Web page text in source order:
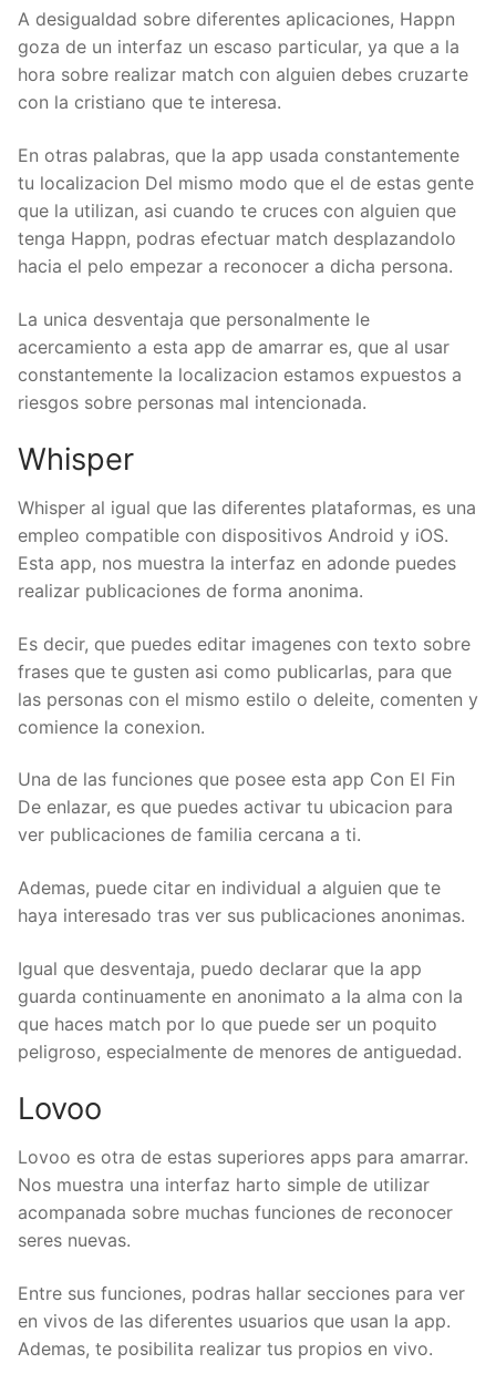
A desigualdad sobre diferentes aplicaciones, Happn
goza de un interfaz un escaso particular, ya que a la
hora sobre realizar match con alguien debes cruzarte
con la cristiano que te interesa.
En otras palabras, que la app usada constantemente
tu localizacion Del mismo modo que el de estas gente
que la utilizan, asi cuando te cruces con alguien que
tenga Happn, podras efectuar match desplazandolo
hacia el pelo empezar a reconocer a dicha persona.
La unica desventaja que personalmente le
acercamiento a esta app de amarrar es, que al usar
constantemente la localizacion estamos expuestos a
riesgos sobre personas mal intencionada.
Whisper
Whisper al igual que las diferentes plataformas, es una
empleo compatible con dispositivos Android y iOS.
Esta app, nos muestra la interfaz en adonde puedes
realizar publicaciones de forma anonima.
Es decir, que puedes editar imagenes con texto sobre
frases que te gusten asi­ como publicarlas, para que
las personas con el mismo estilo o deleite, comenten y
comience la conexion.
Una de las funciones que posee esta app Con El Fin
De enlazar, es que puedes activar tu ubicacion para
ver publicaciones de familia cercana a ti.
Ademas, puede citar en individual a alguien que te
haya interesado tras ver sus publicaciones anonimas.
Igual que desventaja, puedo declarar que la app
guarda continuamente en anonimato a la alma con la
que haces match por lo que puede ser un poquito
peligroso, especialmente de menores de antiguedad.
Lovoo
Lovoo es otra de estas superiores apps para amarrar.
Nos muestra una interfaz harto simple de utilizar
acompanada sobre muchas funciones de reconocer
seres nuevas.
Entre sus funciones, podras hallar secciones para ver
en vivos de las diferentes usuarios que usan la app.
Ademas, te posibilita realizar tus propios en vivo.